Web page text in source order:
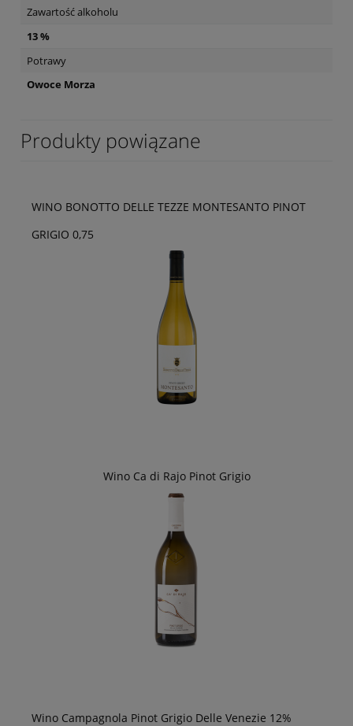
Zawartość alkoholu
13 %
Potrawy
Owoce Morza
Produkty powiązane
WINO BONOTTO DELLE TEZZE MONTESANTO PINOT
GRIGIO 0,75
Wino Ca di Rajo Pinot Grigio
Wino Campagnola Pinot Grigio Delle Venezie 12%